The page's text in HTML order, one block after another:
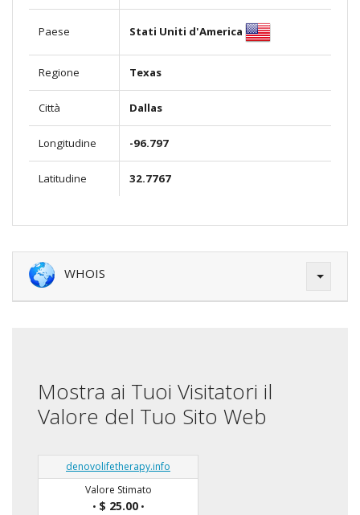
Paese Stati Uniti d'America
Regione Texas
Città Dallas
Longitudine -96.797
Latitudine 32.7767
WHOIS
Mostra ai Tuoi Visitatori il
Valore del Tuo Sito Web
denovolifetherapy.info
Valore Stimato
• $ 25.00•